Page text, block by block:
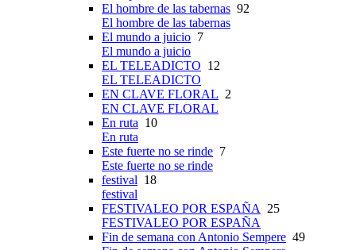
El hombre de las tabernas 92
El hombre de las tabernas
El mundo a juicio 7
El mundo a juicio
EL TELEADICTO 12
EL TELEADICTO
EN CLAVE FLORAL 2
EN CLAVE FLORAL
En ruta 10
En ruta
Este fuerte no se rinde 7
Este fuerte no se rinde
festival 18
festival
FESTIVALEO POR ESPAÑA
25
FESTIVALEO POR ESPAÑA
Fin de semana con Antonio Sempere 49